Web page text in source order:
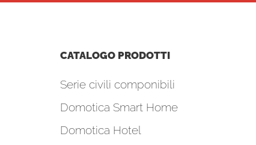
CATALOGO PRODOTTI
Serie civili componibili
Domotica Smart Home
Domotica Hotel